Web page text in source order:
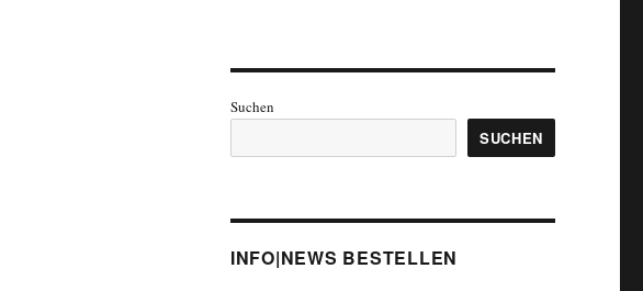
Suchen
SUCHEN
INFO|NEWS BESTELLEN